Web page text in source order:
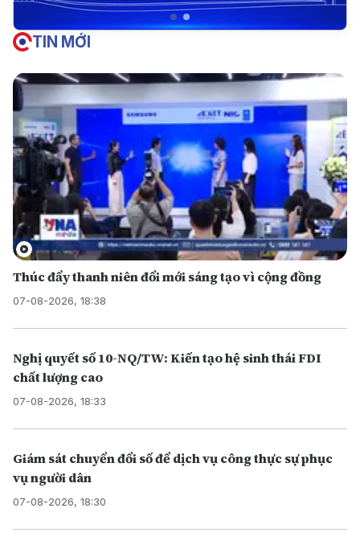
TIN MỚI
Thúc đẩy thanh niên đổi mới sáng tạo vì cộng đồng
07-08-2026, 18:38
Nghị quyết số 10-NQ/TW: Kiến tạo hệ sinh thái FDI
chất lượng cao
07-08-2026, 18:33
Giám sát chuyển đổi số để dịch vụ công thực sự phục
vụ người dân
07-08-2026, 18:30